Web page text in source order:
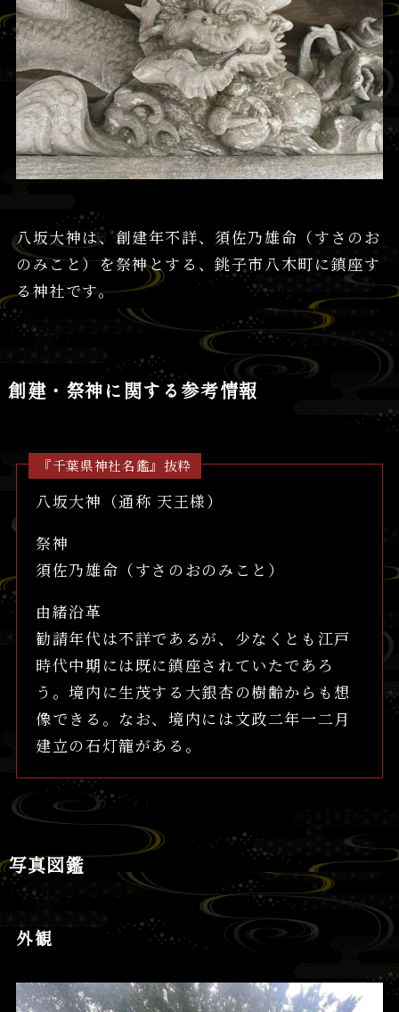
八坂大神は、創建年不詳、須佐乃雄命（すさのお
のみこと）を祭神とする、銚子市八木町に鎮座す
る神社です。
創建・祭神に関する参考情報
『千葉県神社名鑑』抜粋
八坂大神（通称 天王様）
祭神
須佐乃雄命（すさのおのみこと）
由緒沿革
勧請年代は不詳であるが、少なくとも江戸
時代中期には既に鎮座されていたであろ
う。境内に生茂する大銀杏の樹齢からも想
像できる。なお、境内には文政二年一二月
建立の石灯籠がある。
写真図鑑
外観